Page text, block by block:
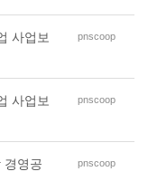
사업보
pnscoop
사업보
pnscoop
경영공
pnscoop